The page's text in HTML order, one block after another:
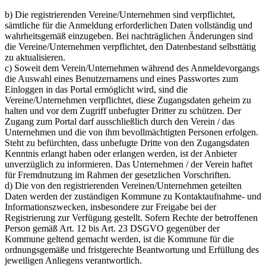
b) Die registrierenden Vereine/Unternehmen sind verpflichtet,
sämtliche für die Anmeldung erforderlichen Daten vollständig und
wahrheitsgemäß einzugeben. Bei nachträglichen Änderungen sind
die Vereine/Unternehmen verpflichtet, den Datenbestand selbsttätig
zu aktualisieren.
c) Soweit dem Verein/Unternehmen während des Anmeldevorgangs
die Auswahl eines Benutzernamens und eines Passwortes zum
Einloggen in das Portal ermöglicht wird, sind die
Vereine/Unternehmen verpflichtet, diese Zugangsdaten geheim zu
halten und vor dem Zugriff unbefugter Dritter zu schützen. Der
Zugang zum Portal darf ausschließlich durch den Verein / das
Unternehmen und die von ihm bevollmächtigten Personen erfolgen.
Steht zu befürchten, dass unbefugte Dritte von den Zugangsdaten
Kenntnis erlangt haben oder erlangen werden, ist der Anbieter
unverzüglich zu informieren. Das Unternehmen / der Verein haftet
für Fremdnutzung im Rahmen der gesetzlichen Vorschriften.
d) Die von den registrierenden Vereinen/Unternehmen geteilten
Daten werden der zuständigen Kommune zu Kontaktaufnahme- und
Informationszwecken, insbesondere zur Freigabe bei der
Registrierung zur Verfügung gestellt. Sofern Rechte der betroffenen
Person gemäß Art. 12 bis Art. 23 DSGVO gegenüber der
Kommune geltend gemacht werden, ist die Kommune für die
ordnungsgemäße und fristgerechte Beantwortung und Erfüllung des
jeweiligen Anliegens verantwortlich.